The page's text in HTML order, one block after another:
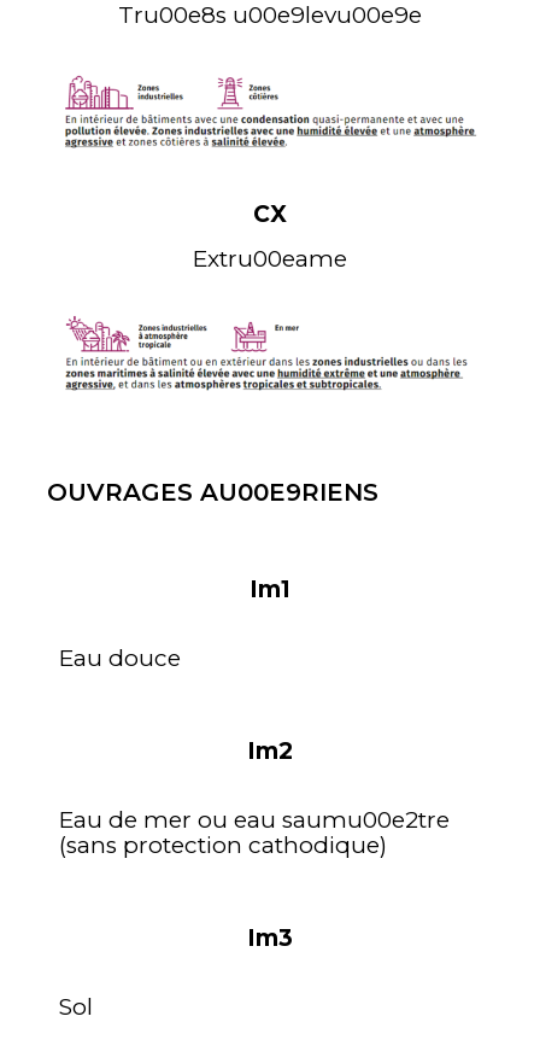
Tru00e8s u00e9levu00e9e
CX
Extru00eame
OUVRAGES AU00E9RIENS
Im1
Eau douce
Im2
Eau de mer ou eau saumu00e2tre
(sans protection cathodique)
Im3
Sol
Retour à la/au Leçon